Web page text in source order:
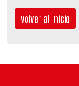
volver al inicio